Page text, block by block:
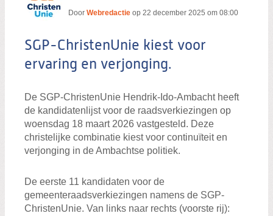
Door Webredactie op 22 december 2025 om 08:00
SGP-ChristenUnie kiest voor
ervaring en verjonging.
De SGP-ChristenUnie Hendrik-Ido-Ambacht heeft
de kandidatenlijst voor de raadsverkiezingen op
woensdag 18 maart 2026 vastgesteld. Deze
christelijke combinatie kiest voor continuïteit en
verjonging in de Ambachtse politiek.
De eerste 11 kandidaten voor de
gemeenteraadsverkiezingen namens de SGP-
ChristenUnie. Van links naar rechts (voorste rij):